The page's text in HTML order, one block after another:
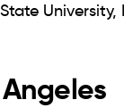
University,